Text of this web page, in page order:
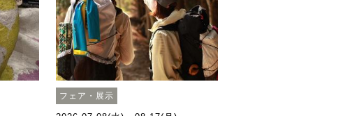
フェア・展示